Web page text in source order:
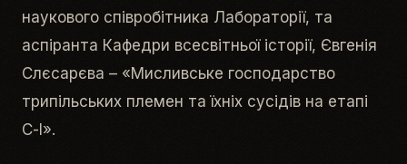
наукового співробітника Лабораторії, та
аспіранта Кафедри всесвітньої історії, Євгенія
Слєсарєва – «Мисливське господарство
трипільських племен та їхніх сусідів на етапі
С-І».